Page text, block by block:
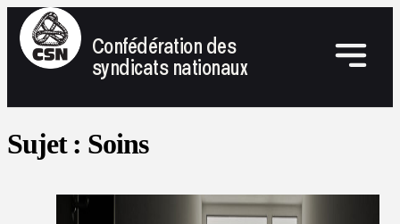
Confédération des
syndicats nationaux
Sujet : Soins